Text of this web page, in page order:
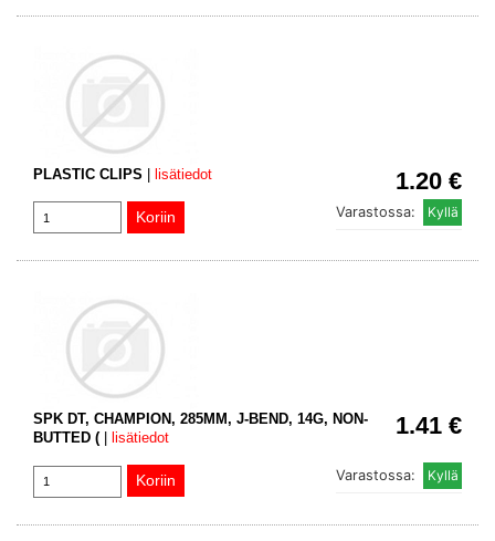
1.20 €
PLASTIC CLIPS lisätiedot
Varastossa:
1.41 €
SPK DT, CHAMPION, 285MM, J-BEND, 14G, NON-
BUTTED (
lisätiedot
Varastossa: